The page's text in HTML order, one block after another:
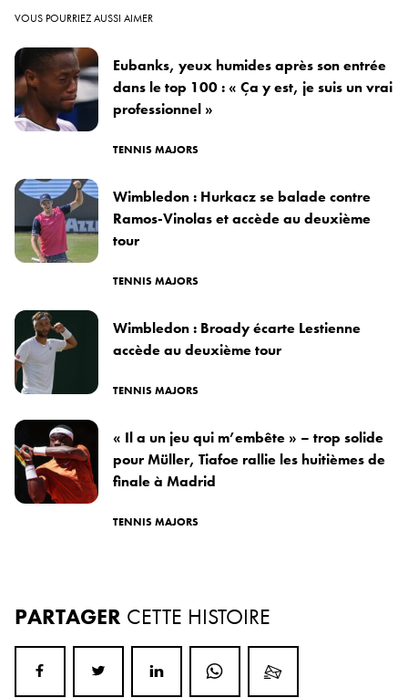
VOUS POURRIEZ AUSSI AIMER
Eubanks, yeux humides après son entrée
dans le top 100 : « Ça y est, je suis un vrai
professionnel »
TENNIS MAJORS
Wimbledon : Hurkacz se balade contre
Ramos-Vinolas et accède au deuxième
tour
TENNIS MAJORS
Wimbledon : Broady écarte Lestienne
accède au deuxième tour
TENNIS MAJORS
« Il a un jeu qui m’embête » – trop solide
pour Müller, Tiafoe rallie les huitièmes de
finale à Madrid
TENNIS MAJORS
PARTAGER CETTE HISTOIRE